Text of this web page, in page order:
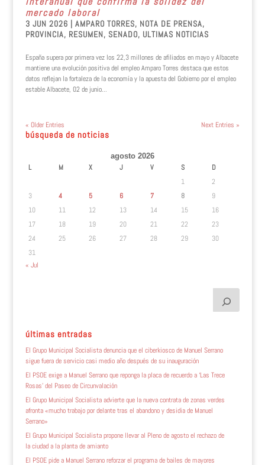
mercado laboral
3 JUN 2026 | AMPARO TORRES, NOTA DE PRENSA,
PROVINCIA, RESUMEN, SENADO, ULTIMAS NOTICIAS
España supera por primera vez los 22,3 millones de afiliados en mayo y Albacete
mantiene una evolución positiva del empleo Amparo Torres destaca que estos
datos reflejan la fortaleza de la economía y la apuesta del Gobierno por el empleo
estable Albacete, 02 de junio...
« Older Entries Next Entries »
búsqueda de noticias
agosto 2026
L M X J V S
D
1
2
3
4 5 6 7 8
9
10
11 12 13 14 15
16
17
18 19 20 21 22
23
24
25 26 27 28 29
30
31
« Jul
últimas entradas
El Grupo Municipal Socialista denuncia que el ciberkiosco de Manuel Serrano
sigue fuera de servicio casi medio año después de su inauguración
El PSOE exige a Manuel Serrano que reponga la placa de recuerdo a ‘Las Trece
Rosas’ del Paseo de Circunvalación
El Grupo Municipal Socialista advierte que la nueva contrata de zonas verdes
afronta «mucho trabajo por delante tras el abandono y desidia de Manuel
Serrano»
El Grupo Municipal Socialista propone llevar al Pleno de agosto el rechazo de
la ciudad a la planta de amianto
El PSOE pide a Manuel Serrano reforzar el programa de bailes de mayores